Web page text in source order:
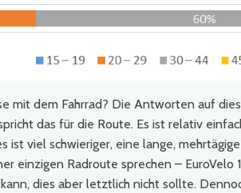
mit dem Fahrrad? Die Antworten auf
das für die Route. Es ist relativ
ist viel schwieriger, eine lange,
einzigen Radroute sprechen – EuroVelo
dies aber letztlich nicht sollte.